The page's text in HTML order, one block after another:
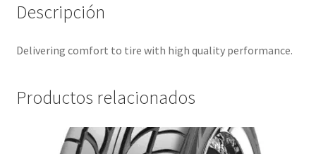
Descripción
Delivering comfort to tire with high quality performance.
Productos relacionados